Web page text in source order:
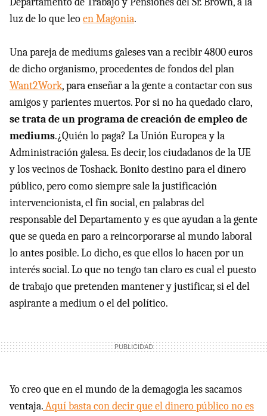
luz de lo que leoen Magonia.
Una pareja de mediums galeses van a recibir 4800 euros
de dicho organismo, procedentes de fondos del plan
Want2Work, para enseñar a la gente a contactar con sus
amigos y parientes muertos. Por si no ha quedado claro,
se trata de un programa de creación de empleo de
mediums.¿Quién lo paga? La Unión Europea y la
Administración galesa. Es decir, los ciudadanos de la UE
y los vecinos de Toshack. Bonito destino para el dinero
público, pero como siempre sale la justificación
intervencionista, el fin social, en palabras del
responsable del Departamento y es que ayudan a la gente
que se queda en paro a reincorporarse al mundo laboral
lo antes posible. Lo dicho, es que ellos lo hacen por un
interés social. Lo que no tengo tan claro es cual el puesto
de trabajo que pretenden mantener y justificar, si el del
aspirante a medium o el del político.
Yo creo que en el mundo de la demagogia les sacamos
ventaja.Aquí basta con decir que el dinero público no es